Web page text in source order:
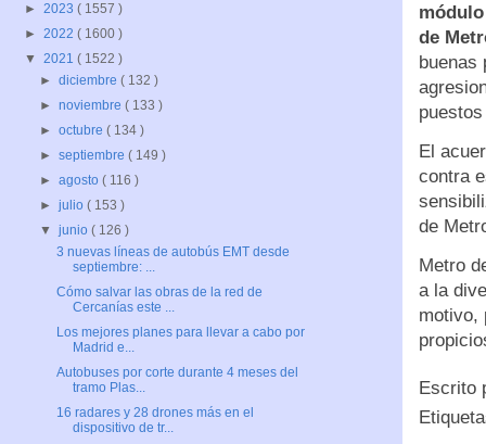
de
buenas
El
contra
de
Metro
a la
motivo,
Escrito
► 2023 ( 1557 )
► 2022 ( 1600 )
▼ 2021 ( 1522 )
►diciembre( 132 )
►noviembre( 133 )
►octubre( 134 )
►septiembre( 149 )
►agosto( 116 )
►julio( 153 )
▼junio( 126 )
3 nuevas líneas de autobús EMT desde
septiembre: ...
Cómo salvar las obras de la red de
Cercanías este ...
Los mejores planes para llevar a cabo por
Madrid e...
Autobuses por corte durante 4 meses del
tramo Plas...
16 radares y 28 drones más en el
dispositivo de tr...